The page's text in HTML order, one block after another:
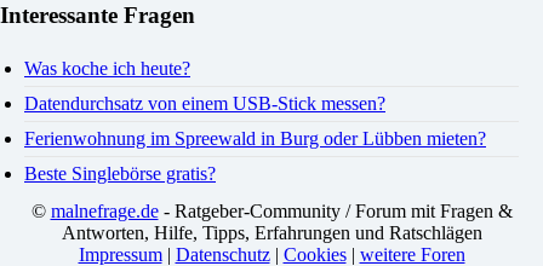
Interessante Fragen
Was koche ich heute?
Datendurchsatz von einem USB-Stick messen?
Ferienwohnung im Spreewald in Burg oder Lübben mieten?
Beste Singlebörse gratis?
© malnefrage.de- Ratgeber-Community / Forum mit Fragen &
Antworten, Hilfe, Tipps, Erfahrungen und Ratschlägen
Impressum| Datenschutz| Cookies| weitere Foren